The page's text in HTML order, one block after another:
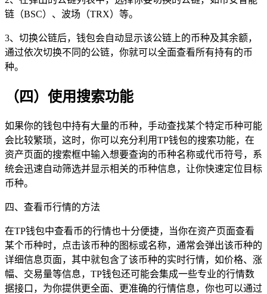
链（BSC）、波场（TRX）等。
3、切换公链后，钱包会自动显示该公链上的币种及其余额，
通过依次切换不同的公链，你就可以全面查看所有持有的币
种。
（四）使用搜索功能
如果你的钱包中持有大量的币种，手动查找某个特定币种可能
会比较繁琐，这时，你可以充分利用TP钱包的搜索功能，在
资产页面的搜索框中输入想要查询的币种名称或代币符号，系
统会迅速自动筛选并显示相关的币种信息，让你快速定位目标
币种。
四、查看币行情的方法
在TP钱包中查看币的行情也十分便捷，当你在资产页面查看
某个币种时，点击该币种的图标或名称，通常会弹出该币种的
详细信息页面，其中就包含了该币种的实时行情，如价格、涨
幅、交易量等信息，TP钱包还可能会集成一些专业的行情数
据接口，为你提供更全面、更准确的行情信息，你也可以通过